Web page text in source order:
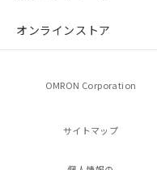
オンラインストア
OMRON Corporation
サイトマップ